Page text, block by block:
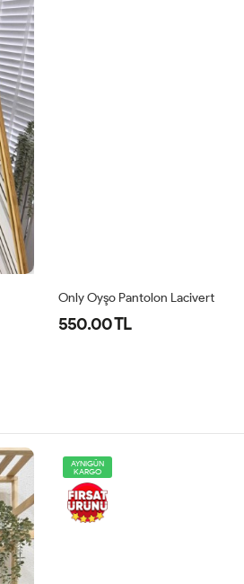
Only Oyşo Pantolon Lacivert
550.00 TL
AYNIGÜN
KARGO